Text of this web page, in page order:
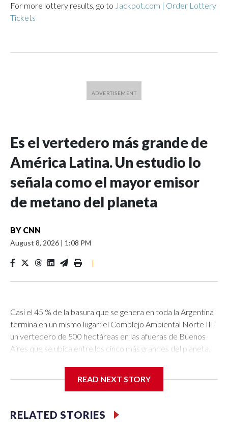
For more lottery results, go to Jackpot.com | Order Lottery
Tickets
Es el vertedero más grande de
América Latina. Un estudio lo
señala como el mayor emisor
de metano del planeta
BY CNN
August 8, 2026 | 1:08 PM
|
Casi el 45 % de la basura que se genera en toda la Argentina
termina en un mismo lugar: el Complejo Ambiental Norte III,
un vertedero de 500 hectáreas en las afueras de Buenos
Aires que se ubica entre los cinco más grandes del planeta.
informe de la Universidad de California en Los Ángeles
más metano libera en todo el mundo, un gas que explica en
gran medida el calentamiento global y el cambio climático.La
READ NEXT STORY
RELATED STORIES